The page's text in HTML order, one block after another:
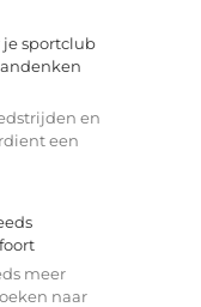
sportclub
en
een
meer
naar